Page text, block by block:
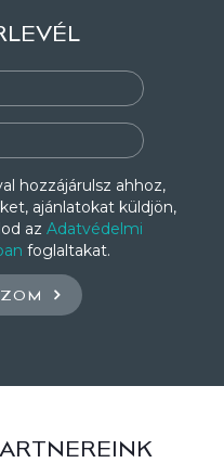
hozzájárulsz ahhoz,
ajánlatokat küldjön,
az Adatvédelmi
foglaltakat.